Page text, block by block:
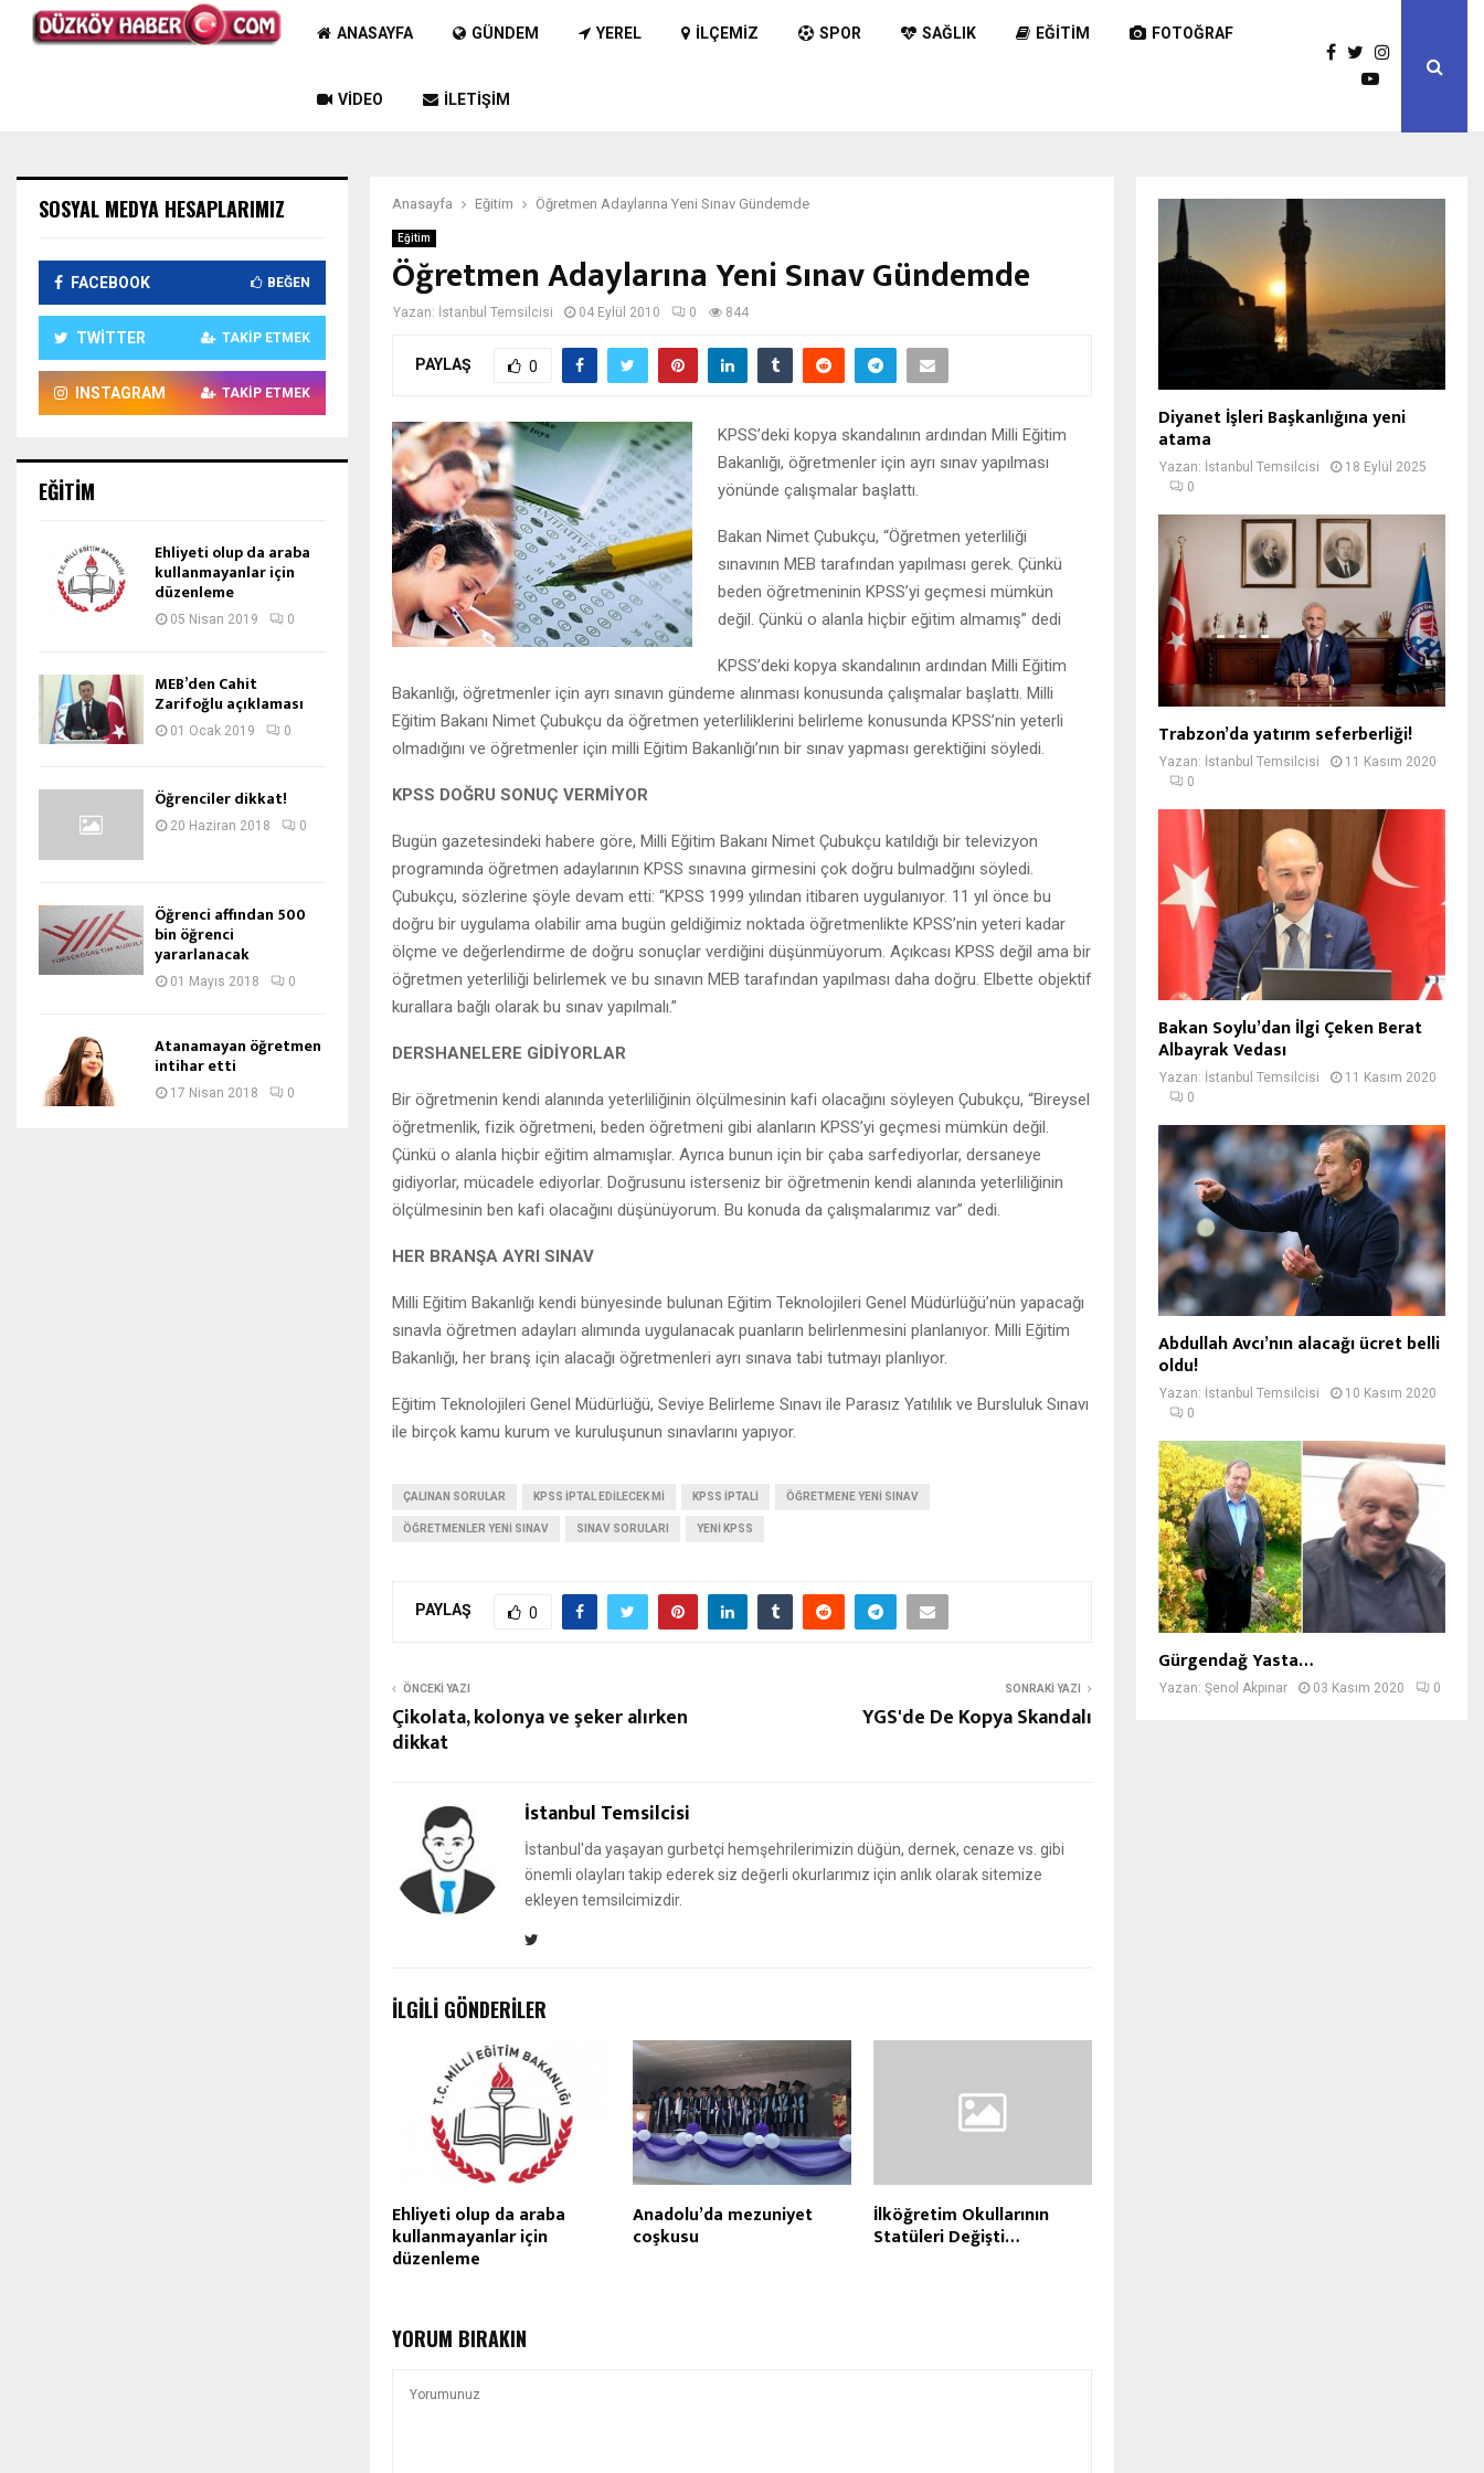
ANASAYFA GÜNDEM YEREL İLÇEMIZ SPOR SAĞLIK EĞITIM FOTOĞRAF
VIDEO İLETIŞIM
Anasayfa Eğitim Öğretmen Adaylarına Yeni Sınav Gündemde
Eğitim
Öğretmen Adaylarına Yeni Sınav Gündemde
Yazan: İstanbul Temsilcisi 04 Eylül 2010 0 844
PAYLAŞ 0
KPSS’deki kopya skandalının ardından Milli Eğitim
Bakanlığı, öğretmenler için ayrı sınav yapılması
yönünde çalışmalar başlattı.
Bakan Nimet Çubukçu, “Öğretmen yeterliliği
sınavının MEB tarafından yapılması gerek. Çünkü
beden öğretmeninin KPSS’yi geçmesi mümkün
değil. Çünkü o alanla hiçbir eğitim almamış” dedi
KPSS’deki kopya skandalının ardından Milli Eğitim
Bakanlığı, öğretmenler için ayrı sınavın gündeme alınması konusunda çalışmalar başlattı. Milli
Eğitim Bakanı Nimet Çubukçu da öğretmen yeterliliklerini belirleme konusunda KPSS’nin yeterli
olmadığını ve öğretmenler için milli Eğitim Bakanlığı’nın bir sınav yapması gerektiğini söyledi.
KPSS DOĞRU SONUÇ VERMİYOR
Bugün gazetesindeki habere göre, Milli Eğitim Bakanı Nimet Çubukçu katıldığı bir televizyon
programında öğretmen adaylarının KPSS sınavına girmesini çok doğru bulmadğını söyledi.
Çubukçu, sözlerine şöyle devam etti: “KPSS 1999 yılından itibaren uygulanıyor. 11 yıl önce bu
doğru bir uygulama olabilir ama bugün geldiğimiz noktada öğretmenlikte KPSS’nin yeteri kadar
ölçme ve değerlendirme de doğru sonuçlar verdiğini düşünmüyorum. Açıkcası KPSS değil ama bir
öğretmen yeterliliği belirlemek ve bu sınavın MEB tarafından yapılması daha doğru. Elbette objektif
kurallara bağlı olarak bu sınav yapılmalı.”
DERSHANELERE GİDİYORLAR
Bir öğretmenin kendi alanında yeterliliğinin ölçülmesinin kafi olacağını söyleyen Çubukçu, “Bireysel
öğretmenlik, fizik öğretmeni, beden öğretmeni gibi alanların KPSS’yi geçmesi mümkün değil.
Çünkü o alanla hiçbir eğitim almamışlar. Ayrıca bunun için bir çaba sarfediyorlar, dersaneye
gidiyorlar, mücadele ediyorlar. Doğrusunu isterseniz bir öğretmenin kendi alanında yeterliliğinin
ölçülmesinin ben kafi olacağını düşünüyorum. Bu konuda da çalışmalarımız var” dedi.
HER BRANŞA AYRI SINAV
Milli Eğitim Bakanlığı kendi bünyesinde bulunan Eğitim Teknolojileri Genel Müdürlüğü’nün yapacağı
sınavla öğretmen adayları alımında uygulanacak puanların belirlenmesini planlanıyor. Milli Eğitim
Bakanlığı, her branş için alacağı öğretmenleri ayrı sınava tabi tutmayı planlıyor.
Eğitim Teknolojileri Genel Müdürlüğü, Seviye Belirleme Sınavı ile Parasız Yatılılık ve Bursluluk Sınavı
ile birçok kamu kurum ve kuruluşunun sınavlarını yapıyor.
ÇALINAN SORULAR KPSS IPTAL EDILECEK MI KPSS IPTALI ÖĞRETMENE YENI SINAV
ÖĞRETMENLER YENI SINAV SINAV SORULARI YENI KPSS
PAYLAŞ 0
ÖNCEKI YAZI
Çikolata, kolonya ve şeker alırken
dikkat
SONRAKI YAZI
YGS'de De Kopya Skandalı
İstanbul Temsilcisi
İstanbul'da yaşayan gurbetçi hemşehrilerimizin düğün, dernek, cenaze vs. gibi
önemli olayları takip ederek siz değerli okurlarımız için anlık olarak sitemize
ekleyen temsilcimizdir.
İLGILI GÖNDERILER
Ehliyeti olup da araba
kullanmayanlar için
düzenleme
Anadolu’da mezuniyet
coşkusu
İlköğretim Okullarının
Statüleri Değişti…
YORUM BIRAKIN
SOSYAL MEDYA HESAPLARIMIZ
FACEBOOK BEĞEN
TWITTER TAKIP ETMEK
INSTAGRAM TAKIP ETMEK
EĞITIM
Ehliyeti olup da araba
kullanmayanlar için
düzenleme
05 Nisan 2019 0
MEB’den Cahit
Zarifoğlu açıklaması
01 Ocak 2019 0
Öğrenciler dikkat!
20 Haziran 2018 0
Öğrenci affından 500
bin öğrenci
yararlanacak
01 Mayıs 2018 0
Atanamayan öğretmen
intihar etti
17 Nisan 2018 0
Diyanet İşleri Başkanlığına yeni
atama
Yazan: İstanbul Temsilcisi
18 Eylül 2025
0
Trabzon’da yatırım seferberliği!
Yazan: İstanbul Temsilcisi
11 Kasım 2020
0
Bakan Soylu’dan İlgi Çeken Berat
Albayrak Vedası
Yazan: İstanbul Temsilcisi
11 Kasım 2020
0
Abdullah Avcı’nın alacağı ücret belli
oldu!
Yazan: İstanbul Temsilcisi
10 Kasım 2020
0
Gürgendağ Yasta…
Yazan: Şenol Akpınar 03 Kasım 2020 0